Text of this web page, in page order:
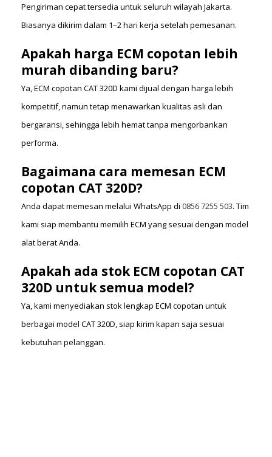
Pengiriman cepat tersedia untuk seluruh wilayah Jakarta.
Biasanya dikirim dalam 1–2 hari kerja setelah pemesanan.
Apakah harga ECM copotan lebih
murah dibanding baru?
Ya, ECM copotan CAT 320D kami dijual dengan harga lebih
kompetitif, namun tetap menawarkan kualitas asli dan
bergaransi, sehingga lebih hemat tanpa mengorbankan
performa.
Bagaimana cara memesan ECM
copotan CAT 320D?
Anda dapat memesan melalui WhatsApp di 0856 7255 503. Tim
kami siap membantu memilih ECM yang sesuai dengan model
alat berat Anda.
Apakah ada stok ECM copotan CAT
320D untuk semua model?
Ya, kami menyediakan stok lengkap ECM copotan untuk
berbagai model CAT 320D, siap kirim kapan saja sesuai
kebutuhan pelanggan.